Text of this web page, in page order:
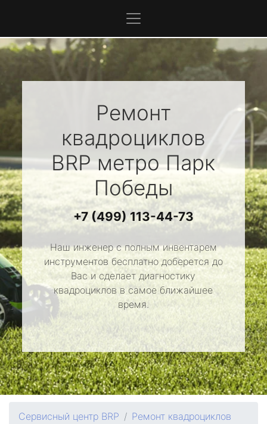
Ремонт
квадроциклов
BRP метро Парк
Победы
+7 (499) 113-44-73
Наш инженер с полным инвентарем
инструментов бесплатно доберется до
Вас и сделает диагностику
квадроциклов в самое ближайшее
время.
Сервисный центр BRP
Ремонт квадроциклов